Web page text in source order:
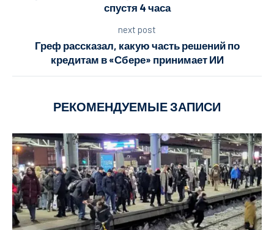
спустя 4 часа
next post
Греф рассказал, какую часть решений по
кредитам в «Сбере» принимает ИИ
РЕКОМЕНДУЕМЫЕ ЗАПИСИ